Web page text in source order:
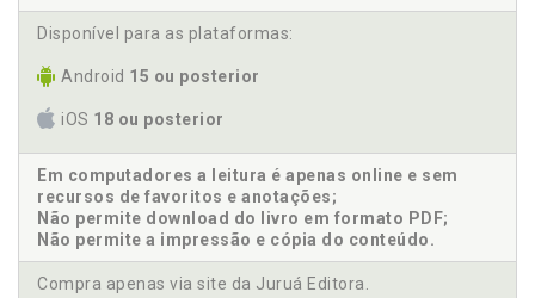
Disponível para as plataformas:
Android 15 ou posterior
iOS 18 ou posterior
Em computadores a leitura é apenas online e sem
recursos de favoritos e anotações;
Não permite download do livro em formato PDF;
Não permite a impressão e cópia do conteúdo.
Compra apenas via site da Juruá Editora.